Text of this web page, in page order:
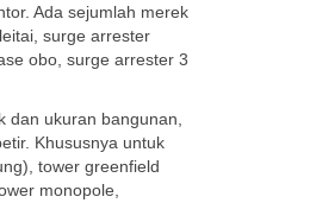
Ada sejumlah merek
surge arrester
obo, surge arrester 3
dan ukuran bangunan,
Khususnya untuk
tower greenfield
monopole,